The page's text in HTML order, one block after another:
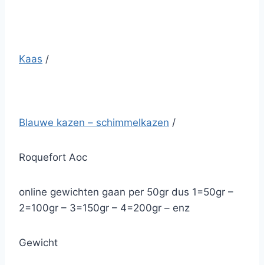
Kaas /
Blauwe kazen – schimmelkazen /
Roquefort Aoc
online gewichten gaan per 50gr dus 1=50gr –
2=100gr – 3=150gr – 4=200gr – enz
Gewicht